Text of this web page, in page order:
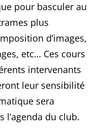
pour basculer au
plus
d’images,
etc… Ces cours
intervenants
leur sensibilité
sera
l’agenda du club.